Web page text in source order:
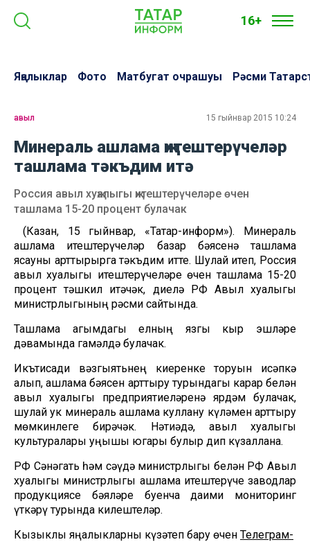
16+
Яңалыклар Фото Матбугат очрашуы Рәсми
авыл 15 гыйнвар 2015 10:24
Минераль ашлама җитештерүчеләр
ташлама тәкъдим итә
Россия авыл хуҗалыгы җитештерүчеләре өчен
ташлама 15-20 процент булачак
(Казан, 15 гыйнвар, «Татар-информ»). Минераль
ашлама җитештерүчеләр базар бәясенә ташлама
ясауны арттырырга тәкъдим итте. Шулай итеп, Россия
авыл хуҗалыгы җитештерүчеләре өчен ташлама 15-20
процент тәшкил итәчәк, диелә РФ Авыл хуҗалыгы
министрлыгының рәсми сайтында.
Ташлама агымдагы елның язгы кыр эшләре
дәвамында гамәлдә булачак.
Икътисади вәзгыятьнең киеренке торуын исәпкә
алып, ашлама бәясен арттыру турындагы карар белән
авыл хуҗалыгы предприятиеләренә ярдәм булачак,
шулай ук минераль ашлама куллану күләмен арттыру
мөмкинлеге бирәчәк. Нәтиҗәдә, авыл хуҗалыгы
культуралары уңышы югары булыр дип күзаллана.
РФ Сәнәгать һәм сәүдә министрлыгы белән РФ Авыл
хуҗалыгы министрлыгы ашлама җитештерүче заводлар
продукциясе бәяләре буенча даими мониторинг
үткәрү турында килештеләр.
Кызыклы яңалыкларны күзәтеп бару өчен Телеграм-